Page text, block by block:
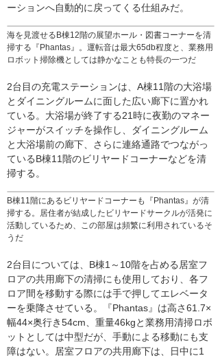
海を見渡せるB棟12階の展望ホール・図書コーナーを清
掃する『Phantas』。運転音は最大65db程度と、業務用
ロボット掃除機としては静かなことも特長の一つだ
ーションへ自動的に戻ってくる仕組みだ。
B棟11階にあるビリヤードコーナーも『Phantas』が清
掃する。居住者が結成したビリヤードサークルが活発に
活動しているため、この部屋は頻繁に利用されているそ
うだ
2台目の充電ステーションは、A棟11階の大浴場
とダイニングルームに面した広い廊下に置かれ
ている。大浴場が終了する21時に夜勤のマネー
ジャーがスイッチを操作し、ダイニングルーム
と大浴場前の廊下、さらに連絡通路でつながっ
ているB棟11階のビリヤードコーナーなどを清
掃する。
2台目については、B棟1～10階を占める居室フ
ロアの共用廊下の清掃にも使用しており、各フ
ロア間を移動する際には手で押してエレベータ
ーを乗降させている。『Phantas』は高さ61.7×
幅44×奥行き54cm、重量46kgと業務用清掃ロボ
ットとしては中型だが、手動による移動にも支
障はない。居室フロアの共用廊下は、日中に1